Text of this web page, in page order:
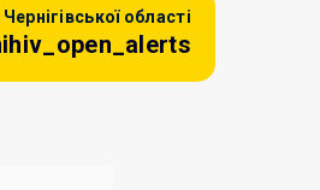
Чернігівської області